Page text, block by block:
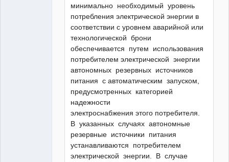
минимально необходимый уровень
потребления электрической энергии в
соответствии с уровнем аварийной или
технологической брони
обеспечивается путем использования
потребителем электрической энергии
автономных резервных источников
питания с автоматическим запуском,
предусмотренных категорией
надежности
электроснабжения этого потребителя.
В указанных случаях автономные
резервные источники питания
устанавливаются потребителем
электрической энергии. В случае